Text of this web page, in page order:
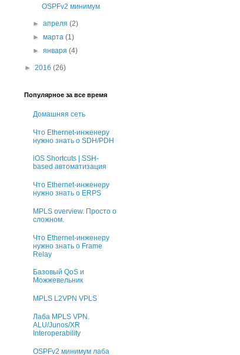
OSPFv2 минимум
►апреля(2)
►марта(1)
►января(4)
► 2016 (26)
Популярное за все время
Домашняя сеть
Что Ethernet-инженеру
нужно знать о SDH/PDH
iOS Shortcuts | SSH-
based автоматизация
Что Ethernet-инженеру
нужно знать о ERPS
MPLS overview. Просто о
сложном.
Что Ethernet-инженеру
нужно знать о Frame
Relay
Базовый QoS и
Можжевельник
MPLS L2VPN VPLS
Лаба MPLS VPN.
ALU/Junos/XR
Interoperability
OSPFv2 минимум лаба